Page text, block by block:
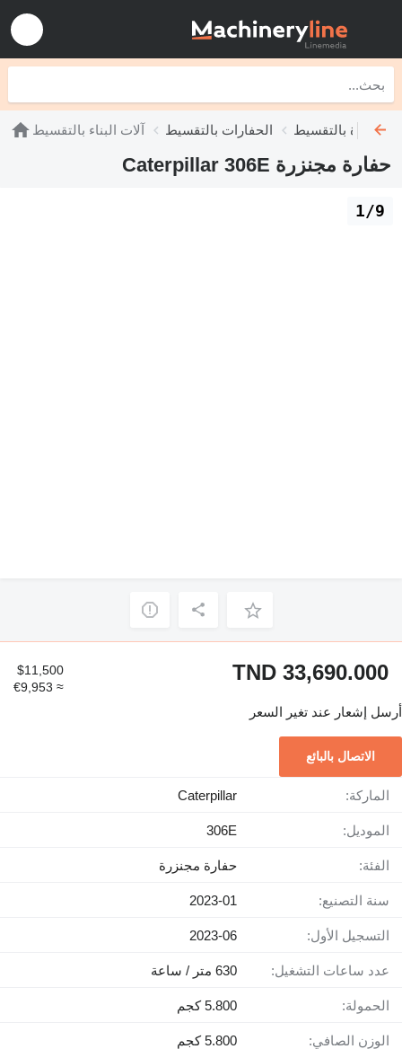
آلات البناء بالتقسيط الحفارات بالتقسيط مجنزرة بالتقسيط
حفارة مجنزرة Caterpillar 306E
1/9
TND 33,690.000
$11,500
≈ €9,953
أرسل إشعار عند تغير السعر
الاتصال بالبائع
الماركة: Caterpillar
الموديل: 306E
الفئة: حفارة مجنزرة
سنة التصنيع: 2023-01
التسجيل الأول: 2023-06
عدد ساعات التشغيل: 630 متر / ساعة
الحمولة: 5.800 كجم
الوزن الصافي: 5.800 كجم